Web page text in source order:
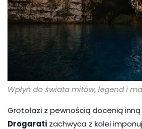
Wpłyń do świata mitów, legend i
Grotołazi z pewnością docenią inną
Drogarati zachwyca z kolei